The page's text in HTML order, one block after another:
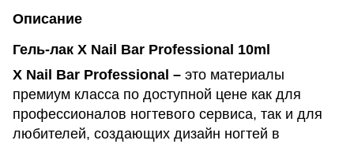
Описание
Гель-лак X Nail Bar Professional 10ml
X Nail Bar Professional – это материалы
премиум класса по доступной цене как для
профессионалов ногтевого сервиса, так и для
любителей, создающих дизайн ногтей в